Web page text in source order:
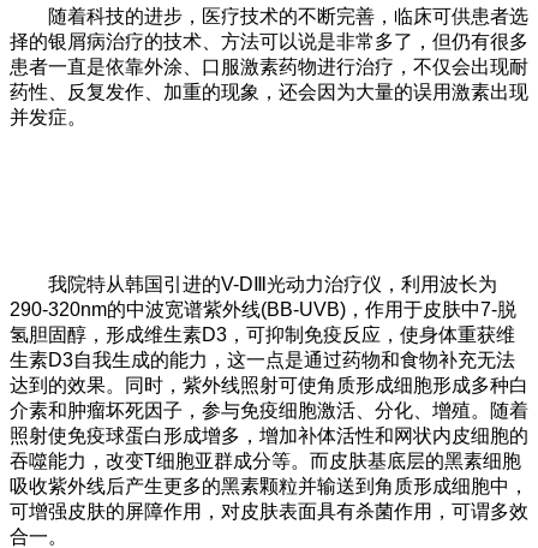
随着科技的进步，医疗技术的不断完善，临床可供患者选
择的银屑病治疗的技术、方法可以说是非常多了，但仍有很多
患者一直是依靠外涂、口服激素药物进行治疗，不仅会出现耐
药性、反复发作、加重的现象，还会因为大量的误用激素出现
并发症。
我院特从韩国引进的V-DⅢ光动力治疗仪，利用波长为
290-320nm的中波宽谱紫外线(BB-UVB)，作用于皮肤中7-脱
氢胆固醇，形成维生素D3，可抑制免疫反应，使身体重获维
生素D3自我生成的能力，这一点是通过药物和食物补充无法
达到的效果。同时，紫外线照射可使角质形成细胞形成多种白
介素和肿瘤坏死因子，参与免疫细胞激活、分化、增殖。随着
照射使免疫球蛋白形成增多，增加补体活性和网状内皮细胞的
吞噬能力，改变T细胞亚群成分等。而皮肤基底层的黑素细胞
吸收紫外线后产生更多的黑素颗粒并输送到角质形成细胞中，
可增强皮肤的屏障作用，对皮肤表面具有杀菌作用，可谓多效
合一。